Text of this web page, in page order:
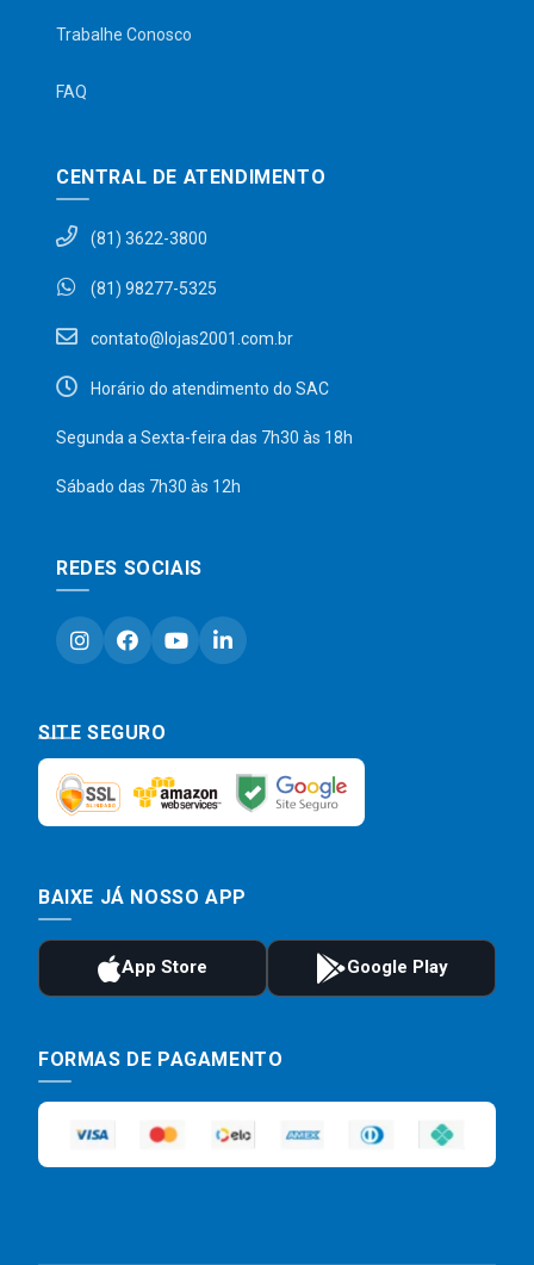
Trabalhe Conosco
FAQ
CENTRAL DE ATENDIMENTO
(81) 3622-3800
(81) 98277-5325
contato@lojas2001.com.br
Horário do atendimento do SAC
Segunda a Sexta-feira das 7h30 às 18h
Sábado das 7h30 às 12h
REDES SOCIAIS
SITE SEGURO
BAIXE JÁ NOSSO APP
FORMAS DE PAGAMENTO